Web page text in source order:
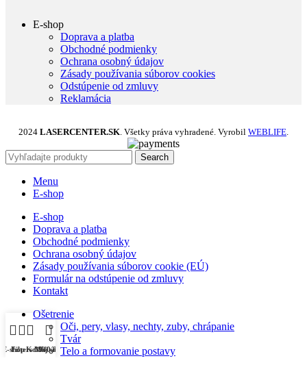
E-shop
Doprava a platba
Obchodné podmienky
Ochrana osobný údajov
Zásady používania súborov cookies
Odstúpenie od zmluvy
Reklamácia
2024 LASERCENTER.SK. Všetky práva vyhradené. Vyrobil WEBLIFE.
Search
Menu
E-shop
E-shop
Doprava a platba
Obchodné podmienky
Ochrana osobný údajov
Zásady používania súborov cookie (EÚ)
Formulár na odstúpenie od zmluvy
Kontakt
Ošetrenie
Oči, pery, vlasy, nechty, zuby, chrápanie
Tvár
Telo a formovanie postavy
E-shop
FiltersKošíkMôj účet
0940 83 83 55